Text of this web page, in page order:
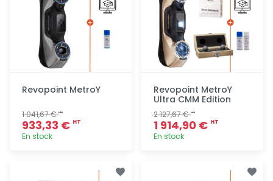
Revopoint MetroY
1 041,67 €HT
933,33 € HT
En stock
Revopoint MetroY
Ultra CMM Edition
2 127,67 €HT
1 914,90 € HT
En stock